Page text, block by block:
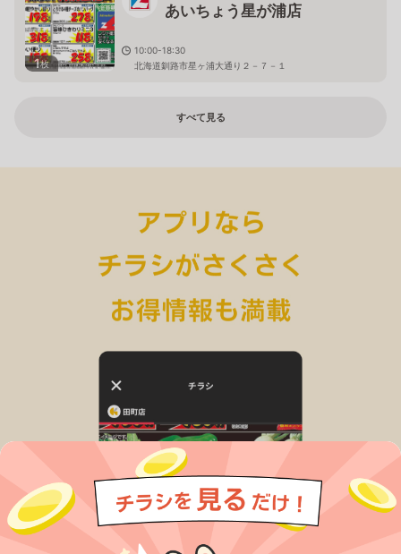
1枚
あいちょう星が浦店
10:00-18:30
北海道釧路市星ヶ浦大通り２－７－１
すべて見る